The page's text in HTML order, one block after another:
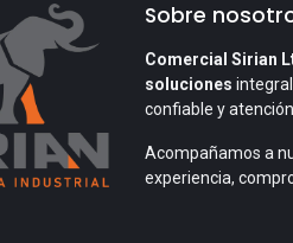
Sobre
Comercial Sirian
soluciones
confiable y
Acompañamos a
experiencia,